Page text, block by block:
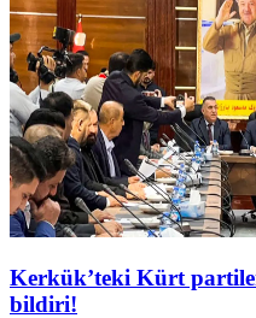
Kerkük’teki Kürt
bildiri!